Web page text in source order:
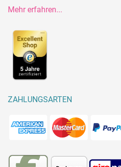
Mehr erfahren...
ZAHLUNGSARTEN